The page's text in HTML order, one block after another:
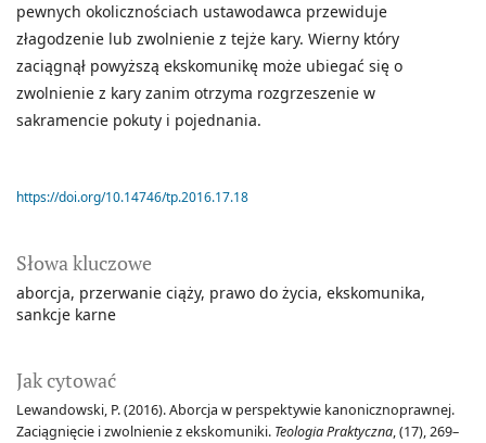
Słowa kluczowe
aborcja przerwanie ciąży prawo do życia ekskomunika
sankcje karne
Jak cytować
Lewandowski, P. (2016). Aborcja w perspektywie kanonicznoprawnej.
Zaciągnięcie i zwolnienie z ekskomuniki. Teologia Praktyczna, (17), 269–
pewnych okolicznościach ustawodawca przewiduje
złagodzenie lub zwolnienie z tejże kary. Wierny który
zaciągnął powyższą ekskomunikę może ubiegać się o
zwolnienie z kary zanim otrzyma rozgrzeszenie w
sakramencie pokuty i pojednania.
https://doi.org/10.14746/tp.2016.17.18